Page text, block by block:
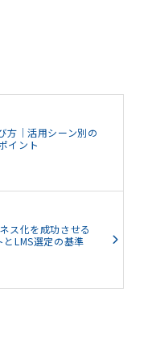
方｜活用シーン別の
イント
ス化を成功させる
LMS選定の基準